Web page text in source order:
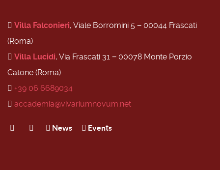
Villa Falconieri, Viale Borromini 5 − 00044 Frascati
(Roma)
Villa Lucidi, Via Frascati 31 − 00078 Monte Porzio
Catone (Roma)
+39 06 6689034
accademia@vivariumnovum.net
News Events